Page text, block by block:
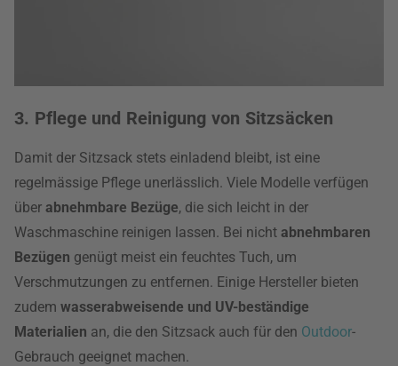
3. Pflege und Reinigung von Sitzsäcken
Damit der Sitzsack stets einladend bleibt, ist eine
regelmässige Pflege unerlässlich. Viele Modelle verfügen
über abnehmbare Bezüge, die sich leicht in der
Waschmaschine reinigen lassen. Bei nicht abnehmbaren
Bezügen genügt meist ein feuchtes Tuch, um
Verschmutzungen zu entfernen. Einige Hersteller bieten
zudem wasserabweisende und UV-beständige
Materialien an, die den Sitzsack auch für den Outdoor-
Gebrauch geeignet machen.